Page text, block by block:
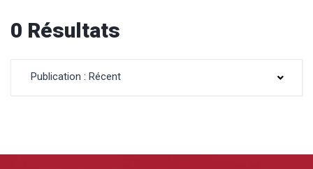
0 Résultats
Publication : Récent